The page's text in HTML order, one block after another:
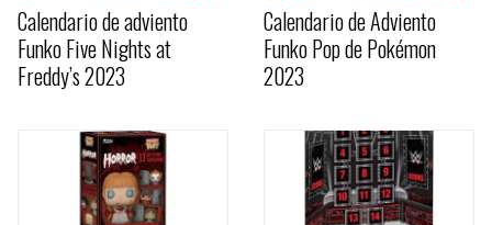
Calendario de adviento
Funko Five Nights at
Freddy’s 2023
Calendario de Adviento
Funko Pop de Pokémon
2023